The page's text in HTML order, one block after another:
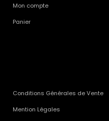
Mon compte
Panier
Conditions Générales de Vente
Mention Légales